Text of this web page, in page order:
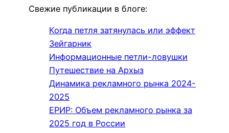
Свежие публикации в блоге:
Когда петля затянулась или эффект
Зейгарник
Информационные петли-ловушки
Путешествие на Архыз
Динамика рекламного рынка 2024-
2025
ЕРИР: Объем рекламного рынка за
2025 год в России